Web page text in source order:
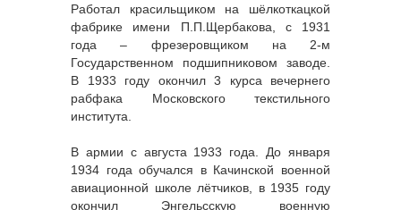
Работал красильщиком на шёлкоткацкой
фабрике имени П.П.Щербакова, с 1931
года – фрезеровщиком на 2-м
Государственном подшипниковом заводе.
В 1933 году окончил 3 курса вечернего
рабфака Московского текстильного
института.
В армии с августа 1933 года. До января
1934 года обучался в Качинской военной
авиационной школе лётчиков, в 1935 году
окончил Энгельсскую военную